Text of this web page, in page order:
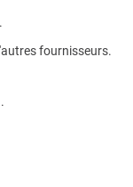
fournisseurs.
.